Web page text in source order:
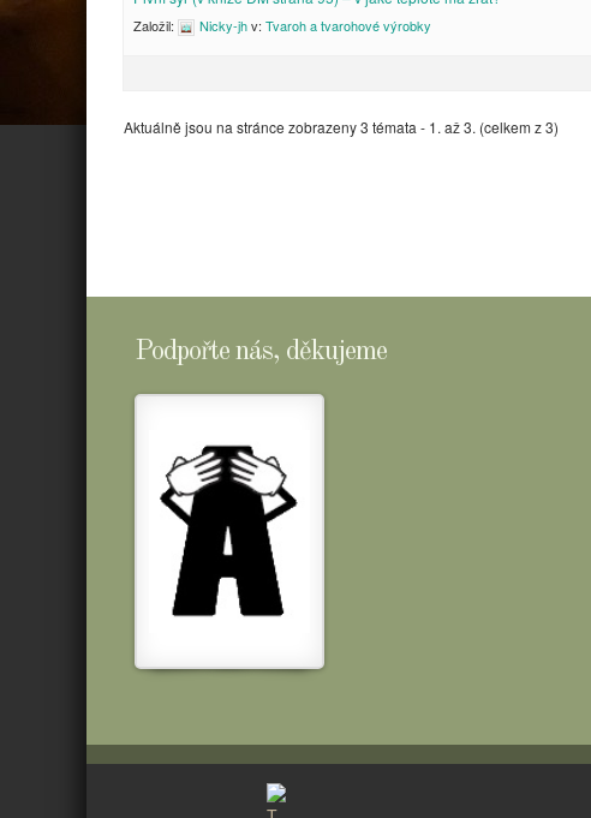
Založil: Nicky-jhv: Tvaroh a tvarohové výrobky
Aktuálně jsou na stránce zobrazeny 3 témata - 1. až 3. (celkem z 3)
Podpořte nás, děkujeme